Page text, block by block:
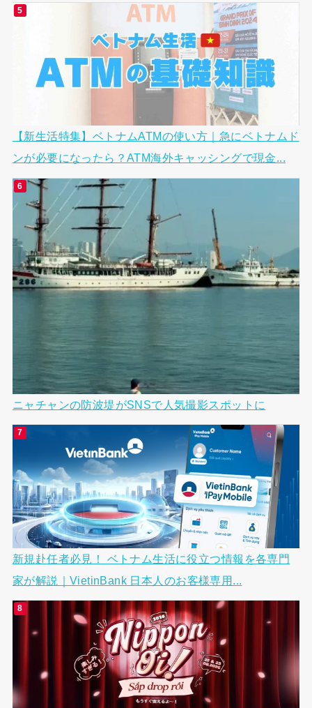
【新生活特集】ベトナムATMの使い方｜急にベトナムド
ンが必要になったら？ATM海外キャッシングで現金...
ニャチャンの防波堤がSNSで人気撮影スポットに
新規赴任者必見！ ベトナム生活に役立つ情報を各専門
家が解説｜VietinBank 日本人のお客様専用...